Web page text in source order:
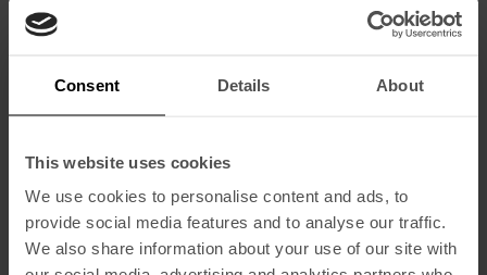
Consent Details About
This website uses cookies
We use cookies to personalise content and ads, to
provide social media features and to analyse our traffic.
We also share information about your use of our site with
Codigo Promocional
Dormir
Vintage Deluxe
Vintage Suite De Esquina
Vintage Suite Castillo
Comer y Beber